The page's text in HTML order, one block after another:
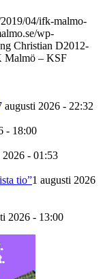
04/ifk-malmo-
wp-
Christian D2012-
Malmö – KSF
augusti 2026 - 22:32
- 18:00
2026 - 01:53
tio”1 augusti 2026
2026 - 13:00